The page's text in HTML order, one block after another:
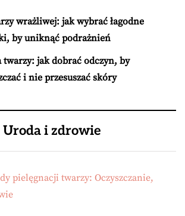
wrażliwej: jak wybrać łagodne
by uniknąć podrażnień
twarzy: jak dobrać odczyn, by
i nie przesuszać skóry
Uroda i zdrowie
pielęgnacji twarzy: Oczyszczanie,